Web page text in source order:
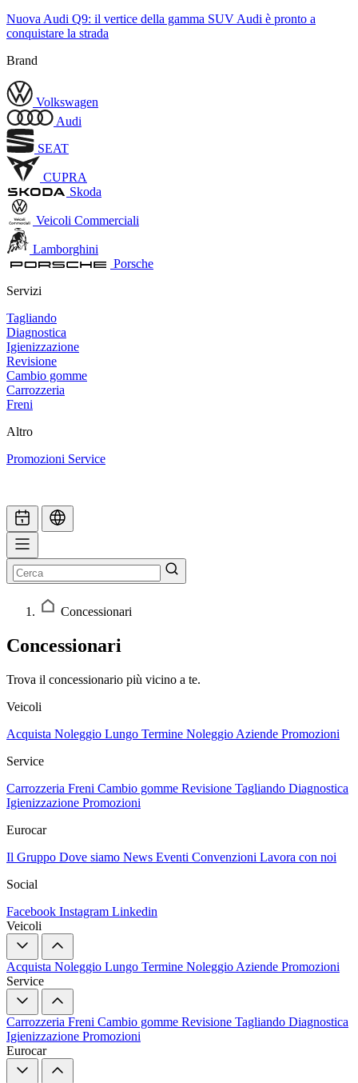
Nuova Audi Q9: il vertice della gamma SUV Audi è pronto a
conquistare la strada
Brand
Volkswagen
Audi
SEAT
CUPRA
Skoda
Veicoli Commerciali
Lamborghini
Porsche
Servizi
Tagliando
Diagnostica
Igienizzazione
Revisione
Cambio gomme
Carrozzeria
Freni
Altro
Promozioni Service
Concessionari
Concessionari
Trova il concessionario più vicino a te.
Veicoli
Acquista Noleggio Lungo Termine Noleggio Aziende Promozioni
Service
Carrozzeria Freni Cambio gomme Revisione Tagliando Diagnostica
Igienizzazione Promozioni
Eurocar
Il Gruppo Dove siamo News Eventi Convenzioni Lavora con noi
Social
Facebook Instagram Linkedin
Veicoli
Acquista Noleggio Lungo Termine Noleggio Aziende Promozioni
Service
Carrozzeria Freni Cambio gomme Revisione Tagliando Diagnostica
Igienizzazione Promozioni
Eurocar